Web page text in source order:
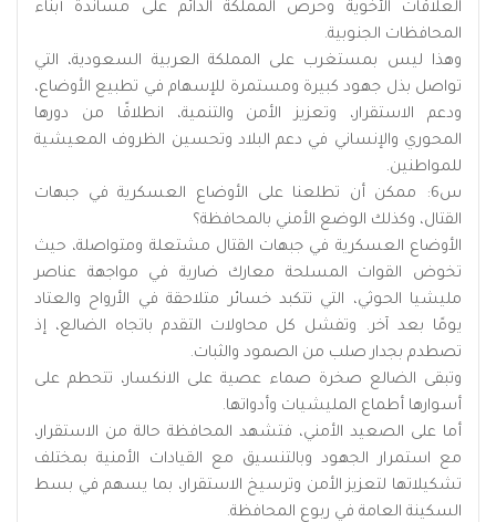
العلاقات الأخوية وحرص المملكة الدائم على مساندة أبناء
المحافظات الجنوبية.
وهذا ليس بمستغرب على المملكة العربية السعودية، التي
تواصل بذل جهود كبيرة ومستمرة للإسهام في تطبيع الأوضاع،
ودعم الاستقرار، وتعزيز الأمن والتنمية، انطلاقًا من دورها
المحوري والإنساني في دعم البلاد وتحسين الظروف المعيشية
للمواطنين.
س6: ممكن أن تطلعنا على الأوضاع العسكرية في جبهات
القتال، وكذلك الوضع الأمني بالمحافظة؟
الأوضاع العسكرية في جبهات القتال مشتعلة ومتواصلة، حيث
تخوض القوات المسلحة معارك ضارية في مواجهة عناصر
مليشيا الحوثي، التي تتكبد خسائر متلاحقة في الأرواح والعتاد
يومًا بعد آخر. وتفشل كل محاولات التقدم باتجاه الضالع، إذ
تصطدم بجدار صلب من الصمود والثبات.
وتبقى الضالع صخرة صماء عصية على الانكسار، تتحطم على
أسوارها أطماع المليشيات وأدواتها.
أما على الصعيد الأمني، فتشهد المحافظة حالة من الاستقرار،
مع استمرار الجهود وبالتنسيق مع القيادات الأمنية بمختلف
تشكيلاتها لتعزيز الأمن وترسيخ الاستقرار، بما يسهم في بسط
السكينة العامة في ربوع المحافظة.